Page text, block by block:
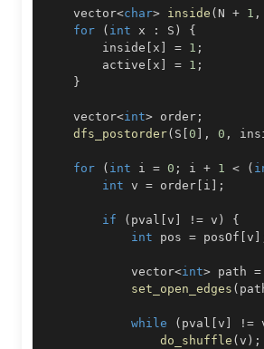
    vector
<char> inside ( N + 1 ,
for
( int x : S )
{
        inside
[ x ] = 1 ;
        active
[ x ] = 1 ;
}
    vector
<int> order ;
dfs_postorder( S [0 ] , 0 ,
for ( int i = 0 ; i + 1 < (
int v = order [ i ] ;
if ( pval [v ] != v )
{
int pos = posOf [v ]
            vector
<int> path =
set_open_edges (
while ( pval [v ] !=
do_shuffle (v ) ;